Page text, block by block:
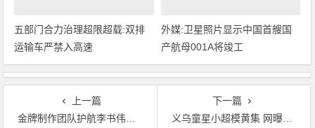
五部门合力治理超限超载:双排
运输车严禁入高速
外媒:卫星照片显示中国首艘国
产航母001A将竣工
上一篇
金牌制作团队护航李书伟《写给父亲的歌》成功录制
下一篇
义乌童星小超模黄集 网曝正参加训练营活动